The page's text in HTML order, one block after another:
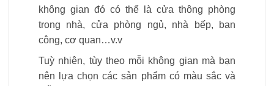
không gian đó có thể là cửa thông phòng
trong nhà, cửa phòng ngủ, nhà bếp, ban
công, cơ quan…v.v
Tuỳ nhiên, tùy theo mỗi không gian mà bạn
nên lựa chọn các sản phẩm có màu sắc và